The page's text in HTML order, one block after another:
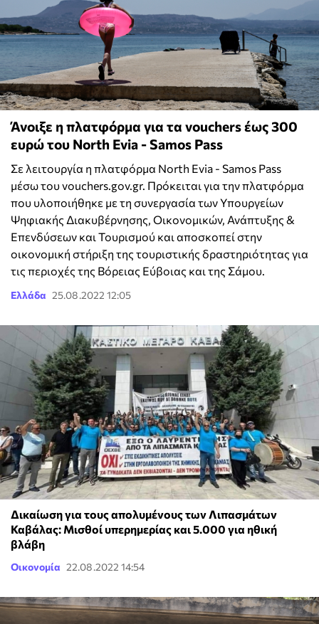
Άνοιξε η πλατφόρμα για τα vouchers έως 300
ευρώ του North Evia - Samos Pass
Σε λειτουργία η πλατφόρμα North Evia - Samos Pass
μέσω του vouchers.gov.gr. Πρόκειται για την πλατφόρμα
που υλοποιήθηκε με τη συνεργασία των Υπουργείων
Ψηφιακής Διακυβέρνησης, Οικονομικών, Ανάπτυξης &
Επενδύσεων και Τουρισμού και αποσκοπεί στην
οικονομική στήριξη της τουριστικής δραστηριότητας για
τις περιοχές της Βόρειας Εύβοιας και της Σάμου.
Ελλάδα 25.08.2022 12:05
Δικαίωση για τους απολυμένους των Λιπασμάτων
Καβάλας: Μισθοί υπερημερίας και 5.000 για ηθική
βλάβη
Οικονομία 22.08.2022 14:54